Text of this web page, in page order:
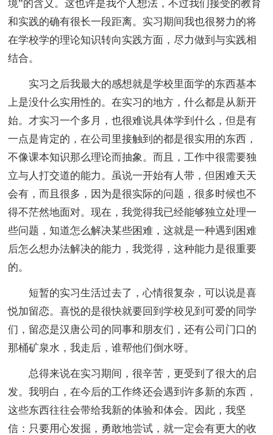
境”的含义。这也许是我个人想法，不过我们接受的教育
和实践的确有很长一段距离。实习期间我也很努力的将
在学校学的理论知识转向实践方面，尽力做到与实践相
结合。
实习之后我最大的感想就是学校里面学的东西基本
上是没什么实用性的。在实习的地方，什么都是从新开
始。才实习一个多月，也很难说具体学到什么，但是有
一点是肯定的，在公司里接触到的都是很实用的东西，
不像课本知识那么理论而抽象。而且，工作中很需要独
立与人打交道的能力。虽说一开始有人带，但困难天天
会有，而且很多，因为是很实际的问题，很多时候也不
得不茫然地面对。现在，我觉得我已经能够独立处理一
些问题，知道怎么解决某些困难，这就是一种遇到困难
后怎么想办法解决的能力，我觉得，这种能力是很重要
的。
短暂的实习生活过去了，心情很复杂，可以说是喜
悦加留恋。喜悦的是很快就要回到学校见到可爱的同学
们，留恋是汉唐公司的同事和朋友们，还有公司门口的
那桶矿泉水，我走后，谁帮他们倒水呀。
总得来说在实习期间，很辛苦，更受到了很大的启
发。我明白，在今后的工作终还会遇到许多新的东西，
这些东西往往会带给我新的体验和体会。因此，我坚
信：只要用心发掘，勇敢地尝试，就一定会有更大的收